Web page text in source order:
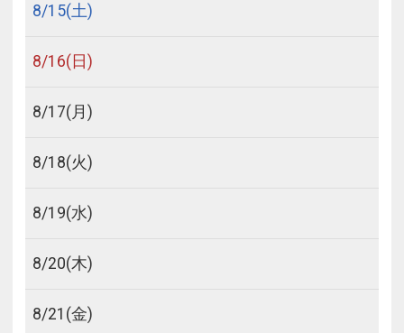
8/15(土)
8/16(日)
8/17(月)
8/18(火)
8/19(水)
8/20(木)
8/21 (金)